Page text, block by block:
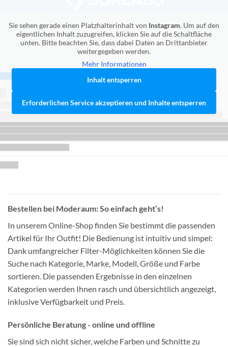
Sie sehen gerade einen Platzhalterinhalt von Instagram. Um auf den
eigentlichen Inhalt zuzugreifen, klicken Sie auf die Schaltfläche
unten. Bitte beachten Sie, dass dabei Daten an Drittanbieter
weitergegeben werden.
Mehr Informationen
Inhalt entsperren
Erforderlichen Service akzeptieren und Inhalte entsperren
Bestellen bei Moderaum: So einfach geht’s!
In unserem Online-Shop finden Sie bestimmt die passenden
Artikel für Ihr Outfit! Die Bedienung ist intuitiv und simpel:
Dank umfangreicher Filter-Möglichkeiten können Sie die
Suche nach Kategorie, Marke, Modell, Größe und Farbe
sortieren. Die passenden Ergebnisse in den einzelnen
Kategorien werden Ihnen rasch und übersichtlich angezeigt,
inklusive Verfügbarkeit und Preis.
Persönliche Beratung - online und offline
Sie sind sich nicht sicher, welche Farben und Schnitte zu